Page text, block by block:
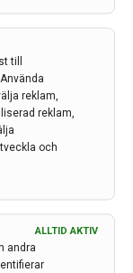
till
reklam,
reklam,
och
ALLTID AKTIV
andra
,
sjukdomar.
av den teknik
använda sig